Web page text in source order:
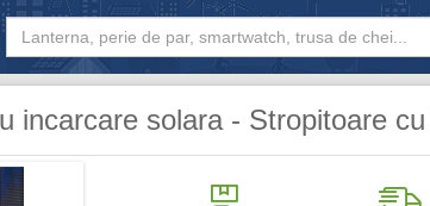
incarcare solara - Stropitoare